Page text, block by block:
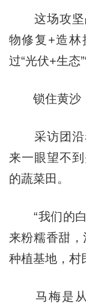
这场攻坚
物修复+造林
过“光伏+生态
锁住黄沙，
采访团沿
来一眼望不
的蔬菜田。
“我们的白
来粉糯香甜
种植基地，村
马梅是从